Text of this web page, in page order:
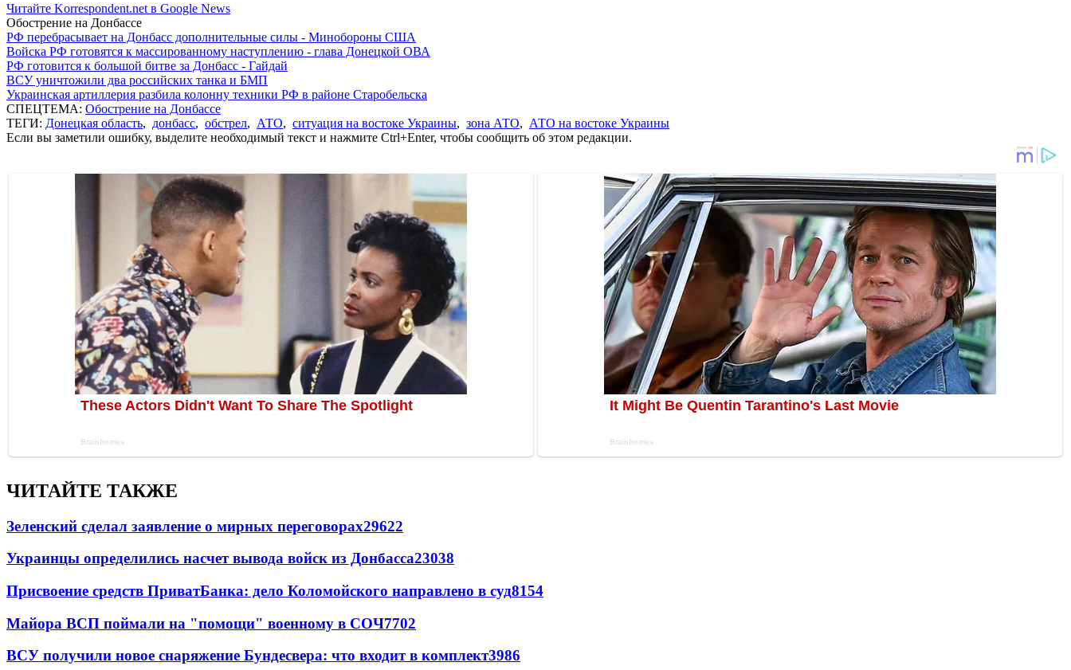
Читайте Korrespondent.net в Google News
Обострение на Донбассе
РФ перебрасывает на Донбасс дополнительные силы - Минобороны США
Войска РФ готовятся к массированному наступлению - глава Донецкой ОВА
РФ готовится к большой битве за Донбасс - Гайдай
ВСУ уничтожили два российских танка и БМП
Украинская артиллерия разбила колонну техники РФ в районе Старобельска
СПЕЦТЕМА: Обострение на Донбассе
ТЕГИ: Донецкая область, донбасс, обстрел, АТО, ситуация на востоке Украины, зона АТО, АТО на востоке Украины
Если вы заметили ошибку, выделите необходимый текст и нажмите Ctrl+Enter, чтобы сообщить об этом редакции.
ЧИТАЙТЕ ТАКЖЕ
Зеленский сделал заявление о мирных переговорах29622
Украинцы определились насчет вывода войск из Донбасса23038
Присвоение средств ПриватБанка: дело Коломойского направлено в суд8154
Майора ВСП поймали на "помощи" военному в СОЧ7702
ВСУ получили новое снаряжение Бундесвера: что входит в комплект3986